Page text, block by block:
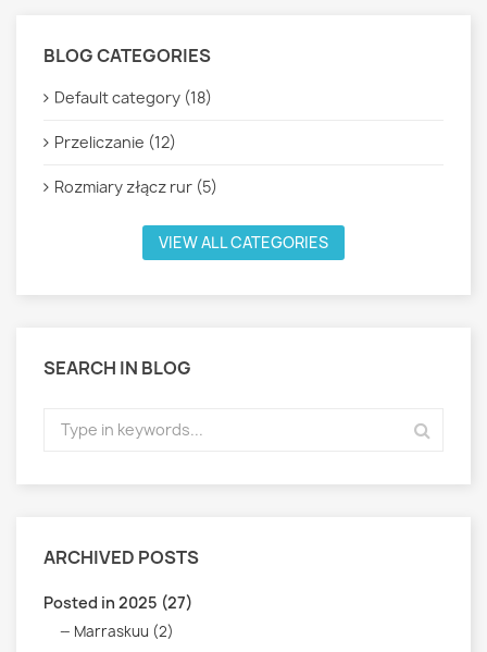
BLOG CATEGORIES
Default category (18)
Przeliczanie (12)
Rozmiary złącz rur (5)
VIEW ALL CATEGORIES
SEARCH IN BLOG
ARCHIVED POSTS
Posted in 2025 (27)
Marraskuu (2)